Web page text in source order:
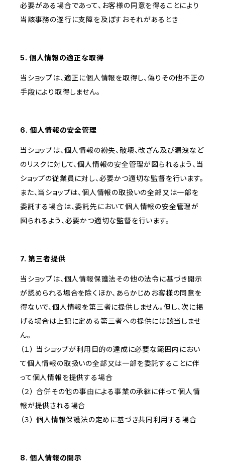
必要がある場合であって、お客様の同意を得ることにより
当該事務の遂行に支障を及ぼすおそれがあるとき
5. 個人情報の適正な取得
当ショップは、適正に個人情報を取得し、偽りその他不正の
手段により取得しません。
6. 個人情報の安全管理
当ショップは、個人情報の紛失、破壊、改ざん及び漏洩など
のリスクに対して、個人情報の安全管理が図られるよう、当
ショップの従業員に対し、必要かつ適切な監督を行います。
また、当ショップは、個人情報の取扱いの全部又は一部を
委託する場合は、委託先において個人情報の安全管理が
図られるよう、必要かつ適切な監督を行います。
7. 第三者提供
当ショップは、個人情報保護法その他の法令に基づき開示
が認められる場合を除くほか、あらかじめお客様の同意を
得ないで、個人情報を第三者に提供しません。但し、次に掲
げる場合は上記に定める第三者への提供には該当しませ
ん。
（１） 当ショップが利用目的の達成に必要な範囲内におい
て個人情報の取扱いの全部又は一部を委託することに伴
って個人情報を提供する場合
（２） 合併その他の事由による事業の承継に伴って個人情
報が提供される場合
（３） 個人情報保護法の定めに基づき共同利用する場合
8. 個人情報の開示